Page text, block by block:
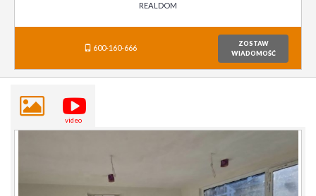
REALDOM
600-160-666
ZOSTAW
WIADOMOŚĆ